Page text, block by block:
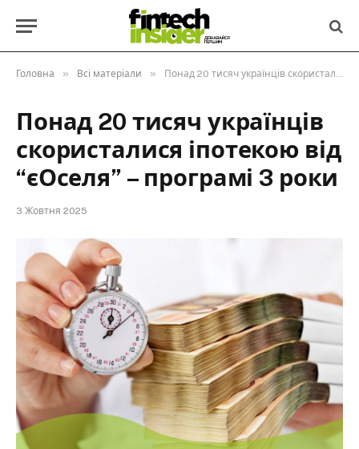
Головна » Всі матеріали » Понад 20 тисяч українців скористалися іпотекою від “єОселя” – програмі 3 роки
Понад 20 тисяч українців
скористалися іпотекою від
“єОселя” – програмі 3 роки
3 Жовтня 2025